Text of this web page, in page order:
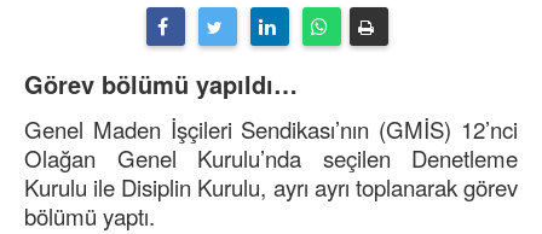
Görev bölümü yapıldı…
Genel Maden İşçileri Sendikası’nın (GMİS) 12’nci
Olağan Genel Kurulu’nda seçilen Denetleme
Kurulu ile Disiplin Kurulu, ayrı ayrı toplanarak görev
bölümü yaptı.